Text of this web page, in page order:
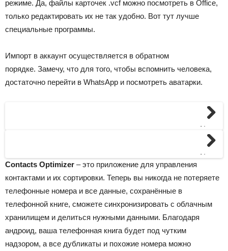
режиме. Да, файлы карточек .vcf можно посмотреть в Office,
только редактировать их не так удобно. Вот тут лучше
специальные программы.
Импорт в аккаунт осуществляется в обратном
порядке. Замечу, что для того, чтобы вспомнить человека,
достаточно перейти в WhatsApp и посмотреть аватарки.
Next
Next
Contacts Optimizer – это приложение для управления
контактами и их сортировки. Теперь вы никогда не потеряете
телефонные номера и все данные, сохранённые в
телефонной книге, сможете синхронизировать с облачным
хранилищем и делиться нужными данными. Благодаря
андроид, ваша телефонная книга будет под чутким
надзором, а все дубликаты и похожие номера можно